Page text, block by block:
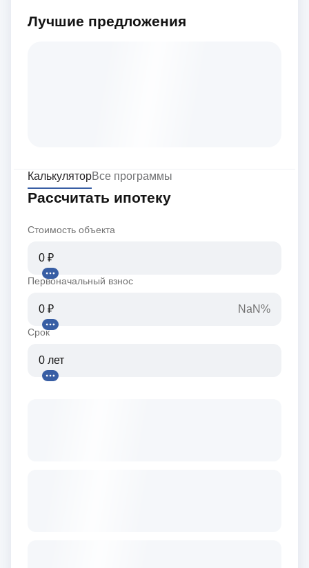
Лучшие предложения
КалькуляторВсе программы
Рассчитать ипотеку
Стоимость объекта
Первоначальный взнос
NaN%
Срок